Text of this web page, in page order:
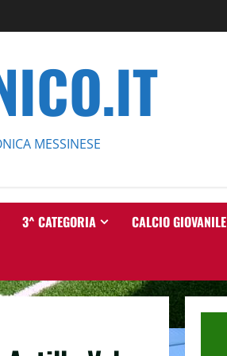
MESSINESE
3^ CATEGORIA CALCIO GIOVANILE